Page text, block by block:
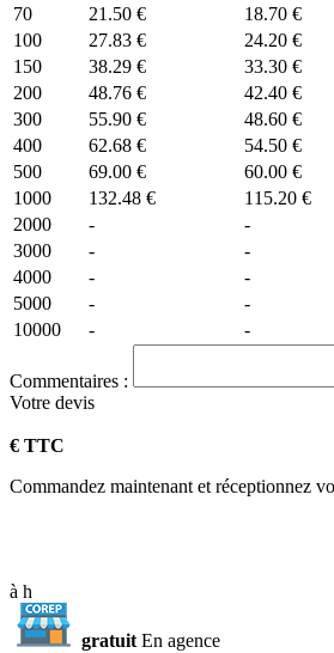
70
21.50 € 18.70 €
100
27.83 € 24.20 €
150
38.29 € 33.30 €
200
48.76 € 42.40 €
300
55.90 € 48.60 €
400
62.68 € 54.50 €
500
69.00 € 60.00 €
1000
132.48 € 115.20 €
2000
- -
3000
- -
4000
- -
5000
- -
10000
- -
Commentaires :
Votre devis
€ TTC
Commandez maintenant et réceptionnez
à h
gratuit En agence